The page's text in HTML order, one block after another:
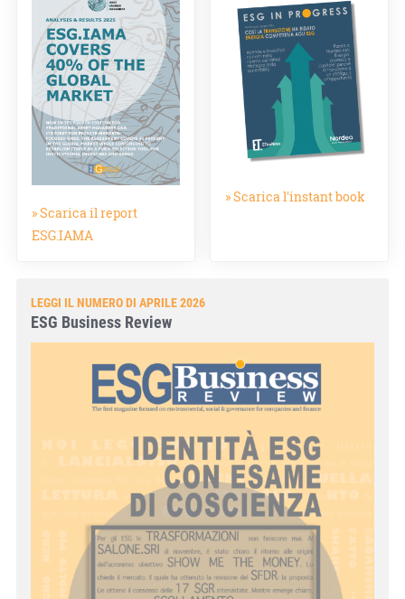
» Scarica il report
ESG.IAMA
» Scarica l'instant book
LEGGI IL NUMERO DI APRILE 2026
ESG Business Review